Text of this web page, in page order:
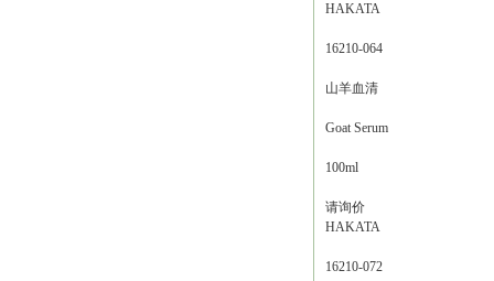
HAKATA
16210-064
山羊血清
Goat Serum
100ml
请询价
HAKATA
16210-072